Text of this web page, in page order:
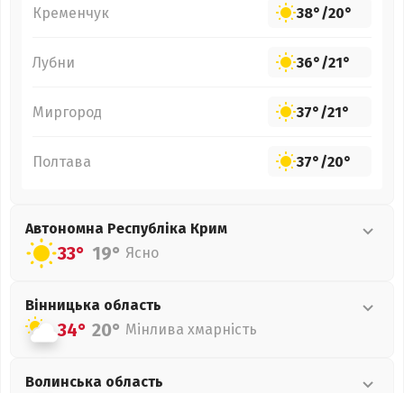
Кременчук 38°/20°
Лубни 36°/21°
Миргород 37°/21°
Полтава 37°/20°
Автономна Республіка Крим
33° 19° Ясно
Вінницька область
34° 20° Мінлива хмарність
Волинська область